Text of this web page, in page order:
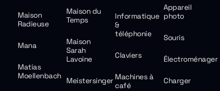
Maison du
Temps
Maison
Radieuse
Maison
Sarah
Lavoine
Mana
Matias
Moellenbach
Meistersinger
Appareil
photo
Informatique
&
téléphonie
Souris
Claviers
Électroménager
Machines à
café
Charger